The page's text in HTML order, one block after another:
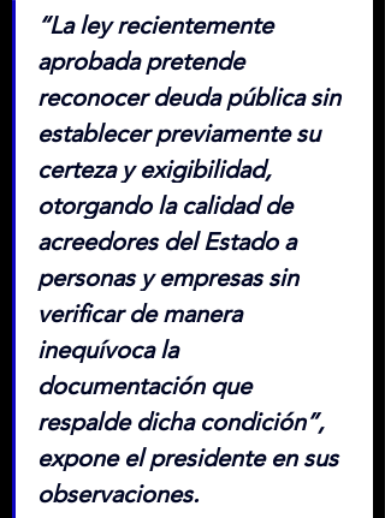
“La ley recientemente
aprobada pretende
reconocer deuda pública sin
establecer previamente su
certeza y exigibilidad,
otorgando la calidad de
acreedores del Estado a
personas y empresas sin
verificar de manera
inequívoca la
documentación que
respalde dicha condición”,
expone el presidente en sus
observaciones.